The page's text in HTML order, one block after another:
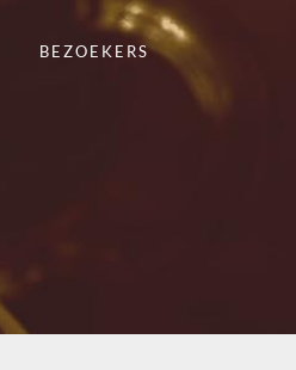
BEZOEKERS